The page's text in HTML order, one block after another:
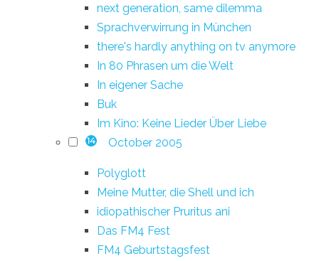
next generation, same dilemma
Sprachverwirrung in München
there's hardly anything on tv anymore
In 80 Phrasen um die Welt
In eigener Sache
Buk
Im Kino: Keine Lieder Über Liebe
14 October 2005
Polyglott
Meine Mutter, die Shell und ich
idiopathischer Pruritus ani
Das FM4 Fest
FM4 Geburtstagsfest